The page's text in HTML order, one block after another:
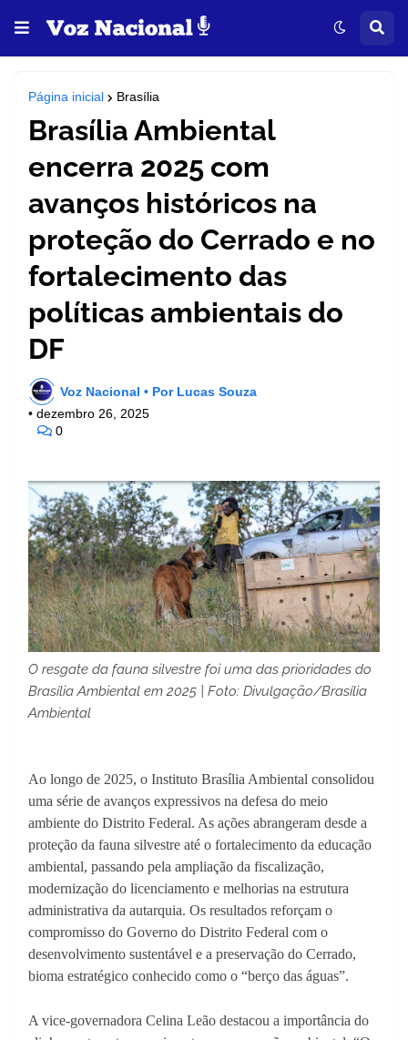
Página inicial Brasília
Brasília Ambiental
encerra 2025 com
avanços históricos na
proteção do Cerrado e no
fortalecimento das
políticas ambientais do
DF
Voz Nacional • Por Lucas Souza
• dezembro 26, 2025
0
O resgate da fauna silvestre foi uma das prioridades do
Brasília Ambiental em 2025 | Foto: Divulgação/Brasília
Ambiental
Ao longo de 2025, o Instituto Brasília Ambiental consolidou
uma série de avanços expressivos na defesa do meio
ambiente do Distrito Federal. As ações abrangeram desde a
proteção da fauna silvestre até o fortalecimento da educação
ambiental, passando pela ampliação da fiscalização,
modernização do licenciamento e melhorias na estrutura
administrativa da autarquia. Os resultados reforçam o
compromisso do Governo do Distrito Federal com o
desenvolvimento sustentável e a preservação do Cerrado,
bioma estratégico conhecido como o “berço das águas”.
A vice-governadora Celina Leão destacou a importância do